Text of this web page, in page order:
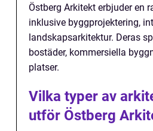
Östberg Arkitekt erbjuder en
inklusive byggprojektering,
landskapsarkitektur. Deras
bostäder, kommersiella
platser.
Vilka typer av
utför Östberg